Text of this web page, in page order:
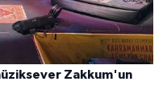
Zakkum'un